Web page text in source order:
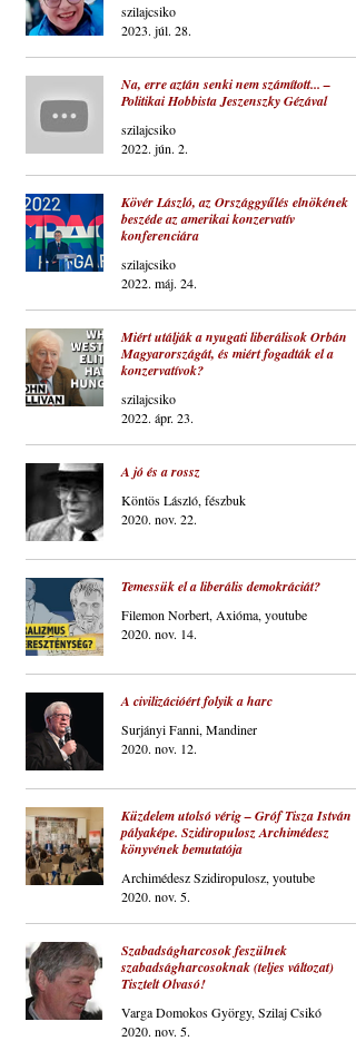
szilajcsiko
2023. júl. 28.
Na, erre aztán senki nem számított... –
Politikai Hobbista Jeszenszky Gézával
szilajcsiko
2022. jún. 2.
Kövér László, az Országgyűlés elnökének
beszéde az amerikai konzervatív
konferenciára
szilajcsiko
2022. máj. 24.
Miért utálják a nyugati liberálisok Orbán
Magyarországát, és miért fogadták el a
konzervatívok?
szilajcsiko
2022. ápr. 23.
A jó és a rossz
Köntös László, fészbuk
2020. nov. 22.
Temessük el a liberális demokráciát?
Filemon Norbert, Axióma, youtube
2020. nov. 14.
A civilizációért folyik a harc
Surjányi Fanni, Mandiner
2020. nov. 12.
Küzdelem utolsó vérig – Gróf Tisza István
pályaképe. Szidiropulosz Archimédesz
könyvének bemutatója
Archimédesz Szidiropulosz, youtube
2020. nov. 5.
Szabadságharcosok feszülnek
szabadságharcosoknak (teljes változat)
Tisztelt Olvasó!
Varga Domokos György, Szilaj Csikó
2020. nov. 5.